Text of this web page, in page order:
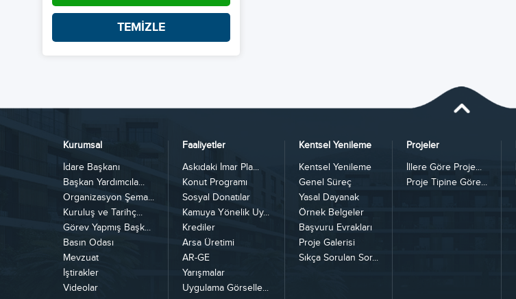
TEMİZLE
Kurumsal
İdare Başkanı
Başkan Yardımcıla...
Organizasyon Şema...
Kuruluş ve Tarihç...
Görev Yapmış Başk...
Basın Odası
Mevzuat
İştirakler
Videolar
Faaliyetler
Askıdaki İmar Pla...
Konut Programı
Sosyal Donatılar
Kamuya Yönelik Uy...
Krediler
Arsa Üretimi
AR-GE
Yarışmalar
Uygulama Görselle...
Kentsel Yenileme
Kentsel Yenileme
Genel Süreç
Yasal Dayanak
Örnek Belgeler
Başvuru Evrakları
Proje Galerisi
Sıkça Sorulan Sor...
Projeler
İllere Göre Proje...
Proje Tipine Göre...